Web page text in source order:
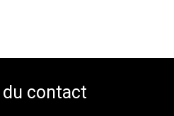
du contact